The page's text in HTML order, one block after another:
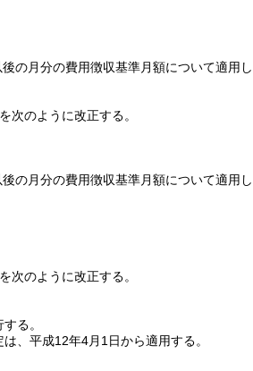
の月分の費用徴収基準月額について適用
次のように改正する。
の月分の費用徴収基準月額について適用
次のように改正する。
る。
、平成12年4月1日から適用する。